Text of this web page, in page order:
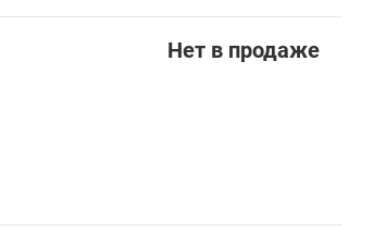
Нет в продаже